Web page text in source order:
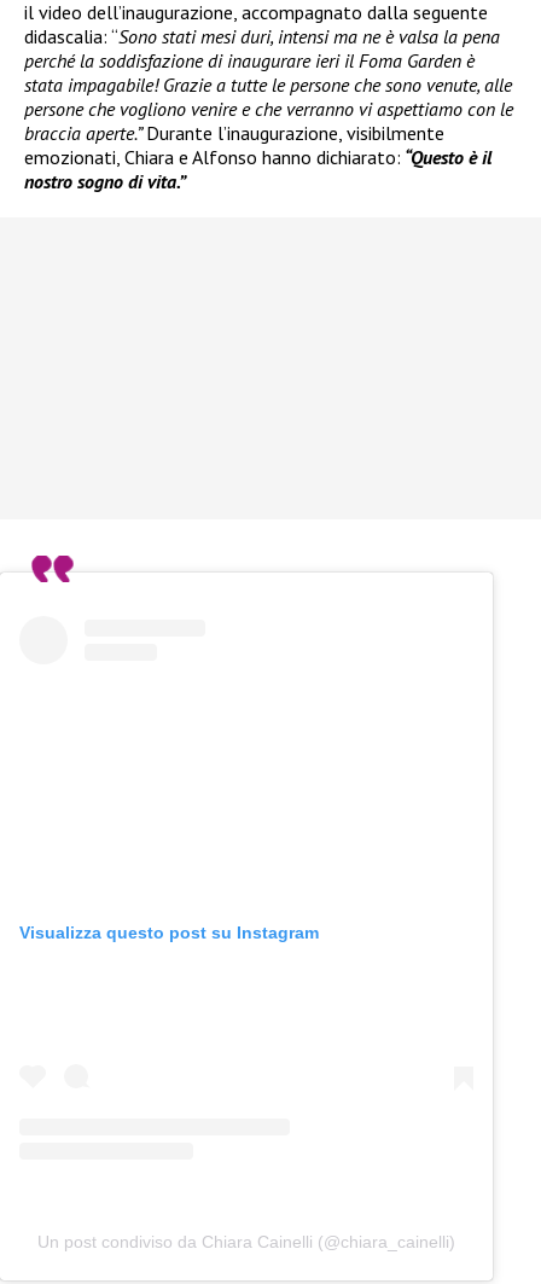
il video dell’inaugurazione, accompagnato dalla seguente
didascalia: “Sono stati mesi duri, intensi ma ne è valsa la pena
perché la soddisfazione di inaugurare ieri il Foma Garden è
stata impagabile! Grazie a tutte le persone che sono venute, alle
persone che vogliono venire e che verranno vi aspettiamo con le
braccia aperte.”Durante l’inaugurazione, visibilmente
emozionati, Chiara e Alfonso hanno dichiarato: “Questo è il
nostro sogno di vita.”
Visualizza questo post su Instagram
Un post condiviso da Chiara Cainelli (@chiara_cainelli)